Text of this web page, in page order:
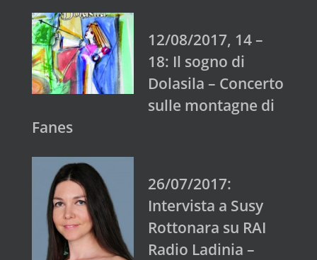
12/08/2017, 14 –
18: Il sogno di
Dolasila – Concerto
sulle montagne di
Fanes
26/07/2017:
Intervista a Susy
Rottonara su RAI
Radio Ladinia –